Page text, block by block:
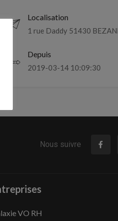
Localisation
1 rue Daddy 51430
Depuis
2019-03-14 10:09:30
Nous suivre
VO RH